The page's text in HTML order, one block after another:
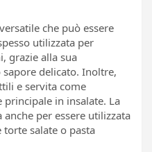
che può essere
utilizzata per
grazie alla sua
delicato. Inoltre,
e servita come
in insalate. La
per essere utilizzata
salate o pasta